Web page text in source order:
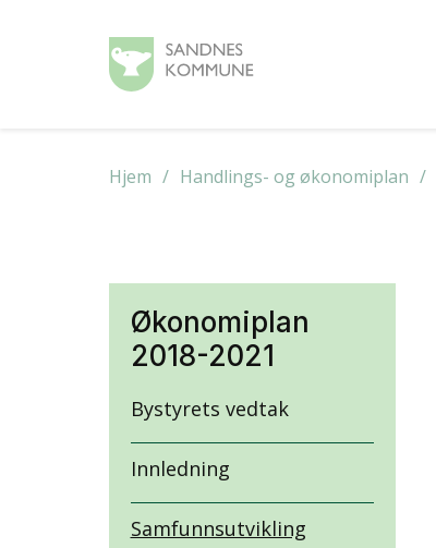
Hjem Handlings- og økonomiplan
Økonomiplan
2018-2021
Bystyrets vedtak
Innledning
Samfunnsutvikling